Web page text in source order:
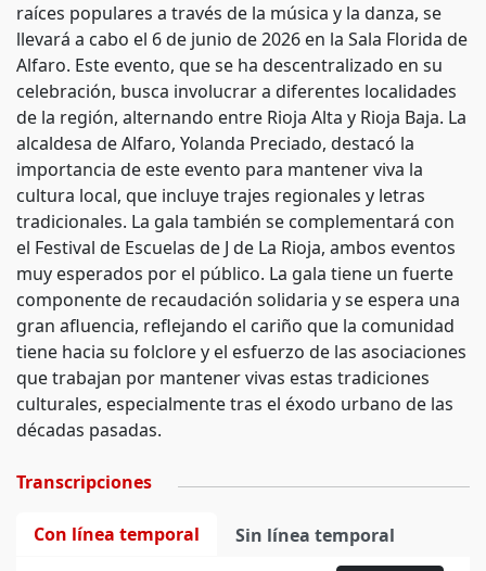
raíces populares a través de la música y la danza, se
llevará a cabo el 6 de junio de 2026 en la Sala Florida de
Alfaro. Este evento, que se ha descentralizado en su
celebración, busca involucrar a diferentes localidades
de la región, alternando entre Rioja Alta y Rioja Baja. La
alcaldesa de Alfaro, Yolanda Preciado, destacó la
importancia de este evento para mantener viva la
cultura local, que incluye trajes regionales y letras
tradicionales. La gala también se complementará con
el Festival de Escuelas de J de La Rioja, ambos eventos
muy esperados por el público. La gala tiene un fuerte
componente de recaudación solidaria y se espera una
gran afluencia, reflejando el cariño que la comunidad
tiene hacia su folclore y el esfuerzo de las asociaciones
que trabajan por mantener vivas estas tradiciones
culturales, especialmente tras el éxodo urbano de las
décadas pasadas.
Transcripciones
Con línea temporal Sin línea temporal